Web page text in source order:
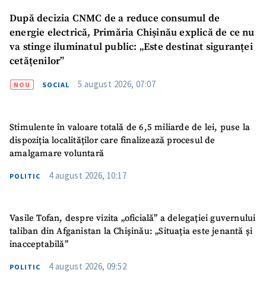
După decizia CNMC de a reduce consumul de
energie electrică, Primăria Chișinău explică de ce nu
va stinge iluminatul public: „Este destinat siguranței
cetățenilor”
NOU SOCIAL 5 august 2026, 07:07
Stimulente în valoare totală de 6,5 miliarde de lei, puse la
dispoziția localităților care finalizează procesul de
amalgamare voluntară
POLITIC 4 august 2026, 10:17
Vasile Tofan, despre vizita „oficială” a delegației guvernului
taliban din Afganistan la Chișinău: „Situația este jenantă și
inacceptabilă”
POLITIC 4 august 2026, 09:52